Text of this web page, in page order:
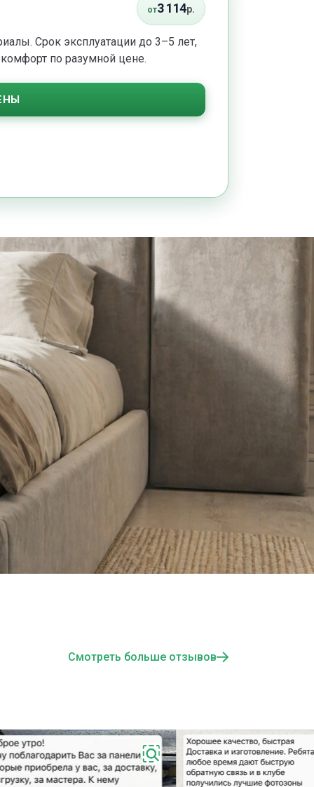
от3 114р.
Срок эксплуатации до 3–5 лет,
комфорт по разумной цене.
Смотреть больше отзывов